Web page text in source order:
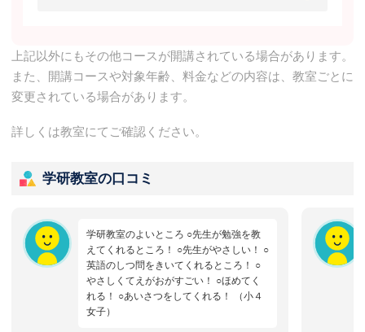
上記以外にもその他コースが開講されている場合があります。
また、開講コースや対象年齢、料金などの内容は、教室ごとに
変更されている場合があります。
詳しくは教室にてご確認ください。
学研教室の口コミ
学研教室のよいところ ○先生が勉強を教
えてくれるところ！ ○先生がやさしい！ ○
英語のしつ問をきいてくれるところ！ ○
やさしくてえがおがすごい！ ○ほめてく
れる！ ○あいさつをしてくれる！ （小４
女子）